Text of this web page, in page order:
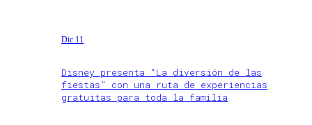
Dic 11
Disney presenta “La diversión de las
fiestas” con una ruta de experiencias
gratuitas para toda la familia